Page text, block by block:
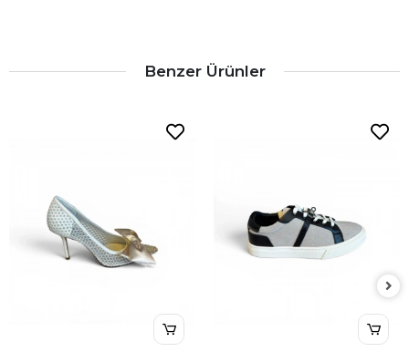
Benzer Ürünler